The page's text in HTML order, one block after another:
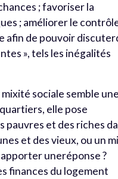
; favoriser la
; améliorer le
afin de pouvoir
», tels les inégalités
sociale semble une
elle pose
pauvres et des riches
et des vieux, ou un
uneréponse ?
finances du logement